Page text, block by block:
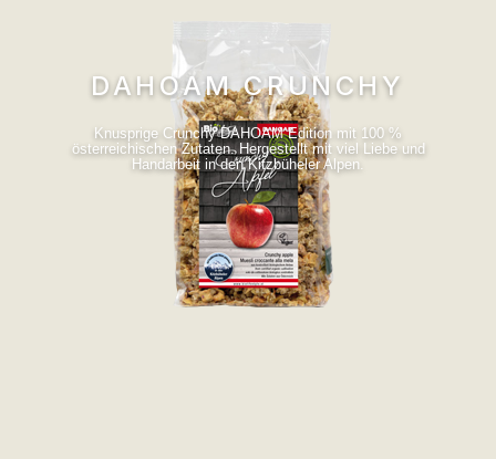
DAHOAM CRUNCHY
Knusprige Crunchy DAHOAM Edition mit 100 %
österreichischen Zutaten. Hergestellt mit viel Liebe und
Handarbeit in den Kitzbüheler Alpen.